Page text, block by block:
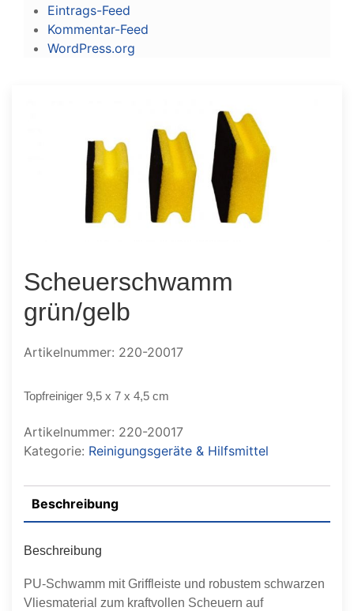
Eintrags-Feed
Kommentar-Feed
WordPress.org
Scheuerschwamm
grün/gelb
Artikelnummer: 220-20017
Topfreiniger 9,5 x 7 x 4,5 cm
Artikelnummer: 220-20017
Kategorie: Reinigungsgeräte & Hilfsmittel
Beschreibung
Beschreibung
PU-Schwamm mit Griffleiste und robustem schwarzen
Vliesmaterial zum kraftvollen Scheuern auf